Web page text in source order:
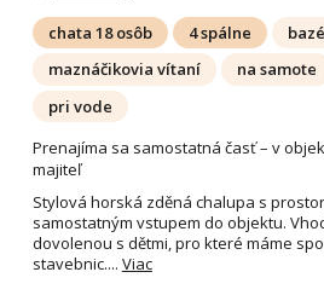
chata 18 osôb 4 spálne
maznáčikovia vítaní
na samote
pri vode
Prenajíma sa samostatná časť – v
majiteľ
Stylová horská zděná chalupa s
samostatným vstupem do objektu.
dovolenou s dětmi, pro které máme
stavebnic.... Viac